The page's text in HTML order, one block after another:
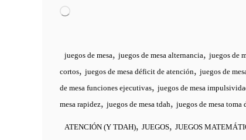
Cargando...
juegos de mesa, juegos de mesa alternancia, juegos de
cortos, juegos de mesa déficit de atención, juegos de
de mesa funciones ejecutivas, juegos de mesa
mesa rapidez, juegos de mesa tdah, juegos de mesa toma
ATENCIÓN (Y TDAH), JUEGOS, JUEGOS